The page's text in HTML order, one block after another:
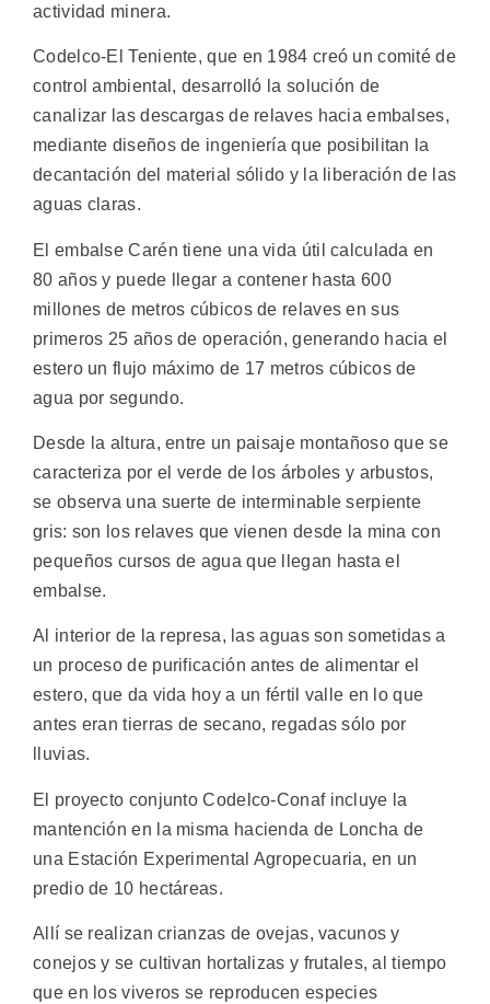
actividad minera.
Codelco-El Teniente, que en 1984 creó un comité de
control ambiental, desarrolló la solución de
canalizar las descargas de relaves hacia embalses,
mediante diseños de ingeniería que posibilitan la
decantación del material sólido y la liberación de las
aguas claras.
El embalse Carén tiene una vida útil calculada en
80 años y puede llegar a contener hasta 600
millones de metros cúbicos de relaves en sus
primeros 25 años de operación, generando hacia el
estero un flujo máximo de 17 metros cúbicos de
agua por segundo.
Desde la altura, entre un paisaje montañoso que se
caracteriza por el verde de los árboles y arbustos,
se observa una suerte de interminable serpiente
gris: son los relaves que vienen desde la mina con
pequeños cursos de agua que llegan hasta el
embalse.
Al interior de la represa, las aguas son sometidas a
un proceso de purificación antes de alimentar el
estero, que da vida hoy a un fértil valle en lo que
antes eran tierras de secano, regadas sólo por
lluvias.
El proyecto conjunto Codelco-Conaf incluye la
mantención en la misma hacienda de Loncha de
una Estación Experimental Agropecuaria, en un
predio de 10 hectáreas.
Allí se realizan crianzas de ovejas, vacunos y
conejos y se cultivan hortalizas y frutales, al tiempo
que en los viveros se reproducen especies